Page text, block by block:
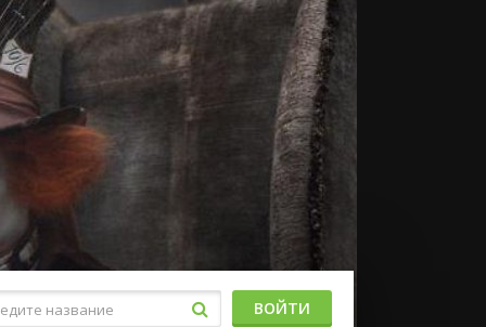
ВОЙТИ